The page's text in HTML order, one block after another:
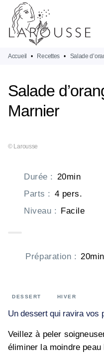
MENU
PIED DE PAGE
Accueil • Recettes • Salade
Salade
Marnier
© Larousse
Durée : 20min
Parts : 4 pers.
Niveau : Facile
Préparation : 20min
DESSERT HIVER
Un dessert qui ravira vos
Veillez à peler
éliminer la moindre